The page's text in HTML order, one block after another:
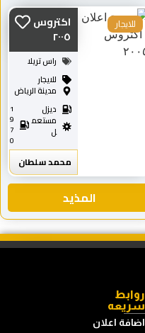
المذيد
اكتروس
٢٠٠٥
راس تريلا
للايجار
مدينة الرياض
ديزل
مستعم
ل
محمد سلطان
للايجار
روابط
سريعه
اضافة اعلان